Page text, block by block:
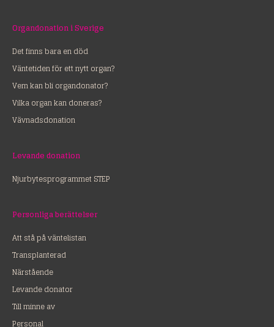
Organdonation i Sverige
Det finns bara en död
Väntetiden för ett nytt organ?
Vem kan bli organdonator?
Vilka organ kan doneras?
Vävnadsdonation
Levande donation
Njurbytesprogrammet STEP
Personliga berättelser
Att stå på väntelistan
Transplanterad
Närstående
Levande donator
Till minne av
Personal